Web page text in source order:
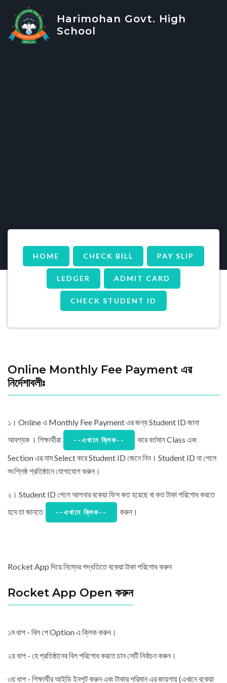
Harimohan Govt. High
School
HOME CHECK BILL PAY SLIP
LEDGER ADMIT CARD
CHECK STUDENT ID
Online Monthly Fee Payment এর
নির্দেশাবলীঃ
১। Online এ Monthly Fee Payment এর জন্য Student ID জানা
আবশ্যক । শিক্ষার্থীরা
--এখানে ক্লিক--
করে বর্তমান Class এবং
Section এর নাম Select করে Student ID জেনে নিন। Student ID না পেলে
সংশ্লিষ্ঠ প্রতিষ্ঠানে যোগাযোগ করুন।
২। Student ID পেলে আপনার বকেয়া ফিস কত হয়েছে বা কত টাকা পরিশোধ করতে
হবে তা জানতে
--এখানে ক্লিক-- করুন।
Rocket App দিয়ে নিম্নের পদ্ধতিতে বকেয়া টাকা পরিশোধ করুন
Rocket App Open করুন
১ম ধাপ - বিল পে Option এ ক্লিক করুন।
২য় ধাপ - যে প্রতিষ্ঠানের বিল পরিশোধ করতে চান সেটি নির্বাচন করুন।
৩য় ধাপ - শিক্ষার্থীর আইডি ইনপুট করুন এবং টাকার পরিমান এর জায়গায় (এখানে বকেয়া